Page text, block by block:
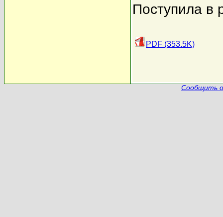
Поступила в
PDF (353.5K)
Сообщить о